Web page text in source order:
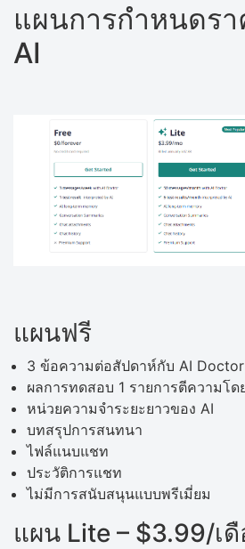
แผนการกำหนดร
AI
แผนฟรี
3 ข้อความต่อสัปดาห์กับ AI Doctor
ผลการทดสอบ 1 รายการตีความโด
หน่วยความจำระยะยาวของ AI
บทสรุปการสนทนา
ไฟล์แนบแชท
ประวัติการแชท
ไม่มีการสนับสนุนแบบพรีเมี่ยม
แผน Lite – $3.99/เ